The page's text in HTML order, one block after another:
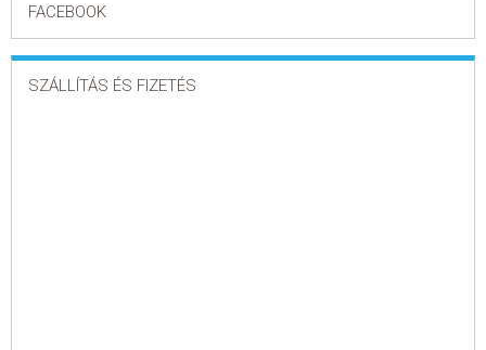
FACEBOOK
SZÁLLÍTÁS ÉS FIZETÉS